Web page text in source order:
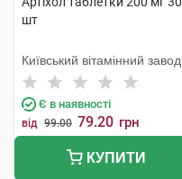
шт
Київський вітамінний завод
Є в наявності
від 99.00 79.20 грн
КУПИТИ